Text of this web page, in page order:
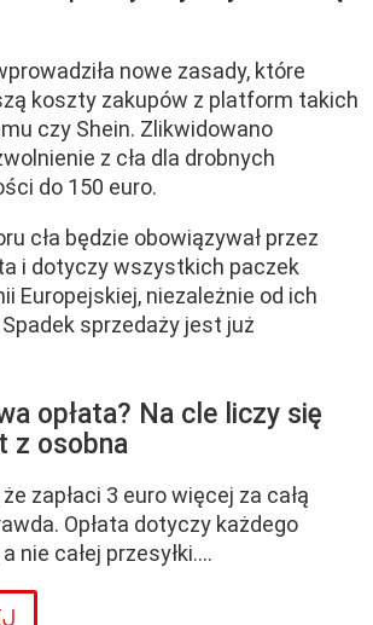
nowe zasady, które
koszty zakupów z platform takich
czy Shein. Zlikwidowano
z cła dla drobnych
do 150 euro.
cła będzie obowiązywał przez
i dotyczy wszystkich paczek
Europejskiej, niezależnie od ich
sprzedaży jest już
opłata? Na cle liczy się
z osobna
zapłaci 3 euro więcej za całą
Opłata dotyczy każdego
nie całej przesyłki....